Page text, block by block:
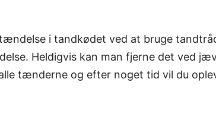
i tandkødet ved at bruge
Heldigvis kan man fjerne det ved
tænderne og efter noget tid vil du